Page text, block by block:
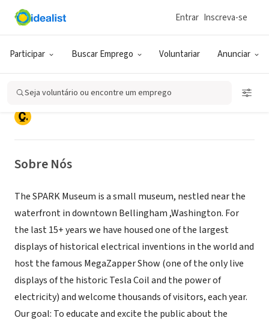
Participar Buscar Emprego Voluntariar Anunciar
Entrar Inscreva-se
Seja voluntário ou encontre um emprego
ONG (SETOR SOCIAL)
SPARK Museum of Electrical
Invention
Bellingham, WA|www.sparkmuseum.org/
Sobre Nós
The SPARK Museum is a small museum, nestled near the
waterfront in downtown Bellingham ,Washington. For
the last 15+ years we have housed one of the largest
displays of historical electrical inventions in the world and
host the famous MegaZapper Show (one of the only live
displays of the historic Tesla Coil and the power of
electricity) and welcome thousands of visitors, each year.
Our goal: To educate and excite the public about the